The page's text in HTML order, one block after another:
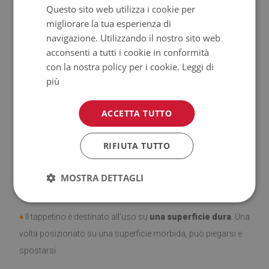
Prodotto facile da pulire, resistente alle macchie e
all'acqua.
Si ricorda che i danni causati dall'uso dovuto al trascorrere
del tempo (es. abrasioni) non sono soggetti a reclami.
Come prendersi cura del prodotto?
Pulire con un panno umido — non usare prodotti chimici
♦ Il tappetino è destinato all'uso su una superficie dura . Una
volta posizionato su una superficie morbida, può piegarsi e
spostarsi.
Questo sito web utilizza i cookie per
migliorare la tua esperienza di
navigazione. Utilizzando il nostro sito web
acconsenti a tutti i cookie in conformità
con la nostra policy per i cookie. Leggi di
più
ACCETTA TUTTO
RIFIUTA TUTTO
MOSTRA DETTAGLI